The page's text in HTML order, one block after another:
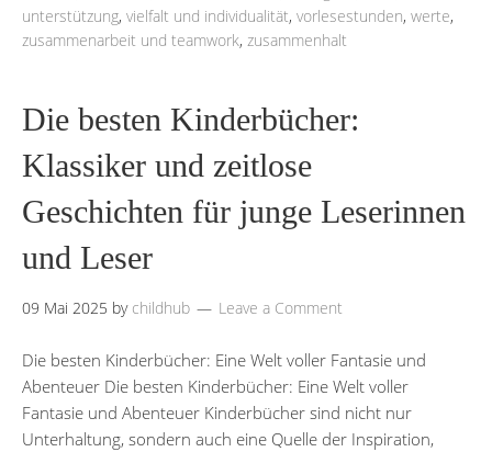
unterstützung, vielfalt und individualität, vorlesestunden, werte,
zusammenarbeit und teamwork, zusammenhalt
Die besten Kinderbücher:
Klassiker und zeitlose
Geschichten für junge Leserinnen
und Leser
09 Mai 2025 by childhub Leave a Comment
Die besten Kinderbücher: Eine Welt voller Fantasie und
Abenteuer Die besten Kinderbücher: Eine Welt voller
Fantasie und Abenteuer Kinderbücher sind nicht nur
Unterhaltung, sondern auch eine Quelle der Inspiration,